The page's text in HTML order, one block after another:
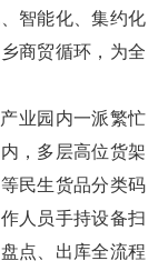
智能化、集约化
商贸循环，为全
业园内一派繁忙
，多层高位货架
民生货品分类码
人员手持设备扫
点、出库全流程